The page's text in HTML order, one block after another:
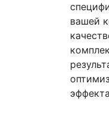
вашей